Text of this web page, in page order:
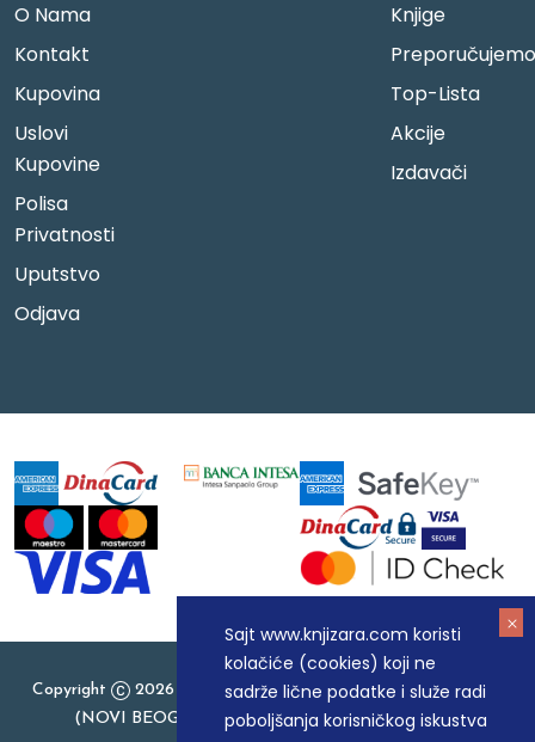
Sajt www.knjizara.com koristi
kolačiće (cookies) koji ne
sadrže lične podatke i služe radi
poboljšanja korisničkog iskustva
O Nama
Kontakt
Kupovina
Uslovi
Kupovine
Polisa
Privatnosti
Uputstvo
Odjava
Knjige
Preporučujemo
Top-Lista
Akcije
Izdavači
Copyright
2026 Knjizara.com - MAKART DOO BEOGRAD
(NOVI BEOGRAD), PIB: 105184104, MB: 20337524